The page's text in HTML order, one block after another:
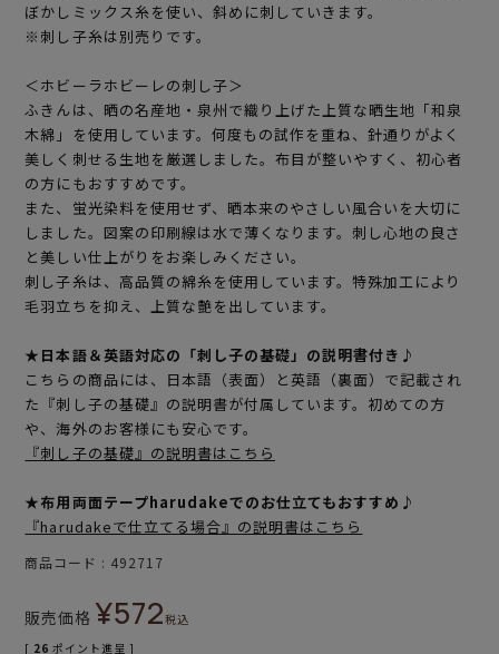
ぼかしミックス糸を使い、斜めに刺していきます。
※刺し子糸は別売りです。
＜ホビーラホビーレの刺し子＞
ふきんは、晒の名産地・泉州で織り上げた上質な晒生地「和泉
木綿」を使用しています。何度もの試作を重ね、針通りがよく
美しく刺せる生地を厳選しました。布目が整いやすく、初心者
の方にもおすすめです。
また、蛍光染料を使用せず、晒本来のやさしい風合いを大切に
しました。図案の印刷線は水で薄くなります。刺し心地の良さ
と美しい仕上がりをお楽しみください。
刺し子糸は、高品質の綿糸を使用しています。特殊加工により
毛羽立ちを抑え、上質な艶を出しています。
★日本語＆英語対応の「刺し子の基礎」の説明書付き♪
こちらの商品には、日本語（表面）と英語（裏面）で記載され
た『刺し子の基礎』の説明書が付属しています。初めての方
や、海外のお客様にも安心です。
『刺し子の基礎』の説明書はこちら
★布用両面テープharudakeでのお仕立てもおすすめ♪
『harudakeで仕立てる場合』の説明書はこちら
商品コード 492717
販売価格 ¥572税込
[ 26 ポイント進呈 ]